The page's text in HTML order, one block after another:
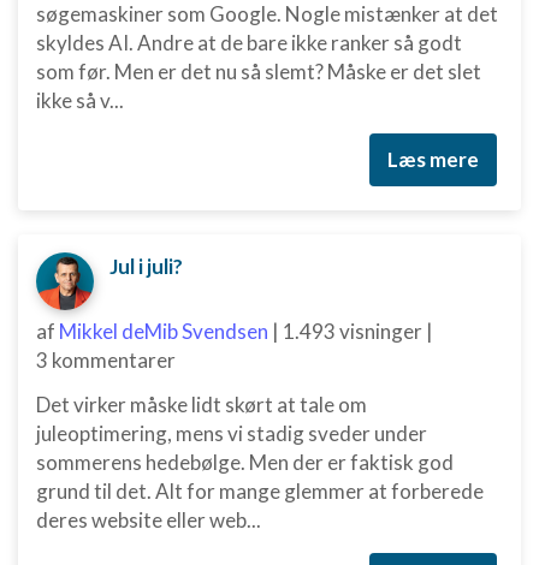
søgemaskiner som Google. Nogle mistænker at det
skyldes AI. Andre at de bare ikke ranker så godt
som før. Men er det nu så slemt? Måske er det slet
ikke så v...
Læs mere
Jul i juli?
af Mikkel deMib Svendsen | 1.493 visninger |
3 kommentarer
Det virker måske lidt skørt at tale om
juleoptimering, mens vi stadig sveder under
sommerens hedebølge. Men der er faktisk god
grund til det. Alt for mange glemmer at forberede
deres website eller web...